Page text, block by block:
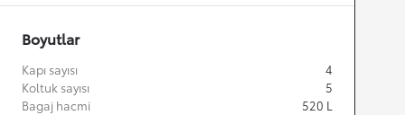
Boyutlar
Kapı sayısı
4
Koltuk sayısı
5
Bagaj hacmi
520 L